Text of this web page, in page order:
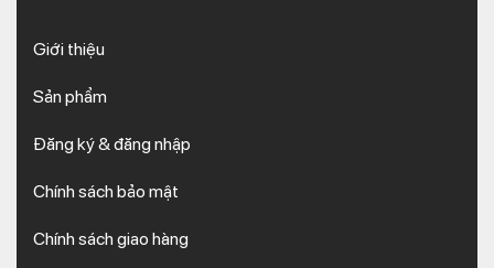
Giới thiệu
Sản phẩm
Đăng ký & đăng nhập
Chính sách bảo mật
Chính sách giao hàng